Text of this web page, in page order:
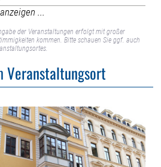
...
der Veranstaltungen erfolgt mit großer
kommen. Bitte schauen Sie ggf. auch
Veranstaltungsort